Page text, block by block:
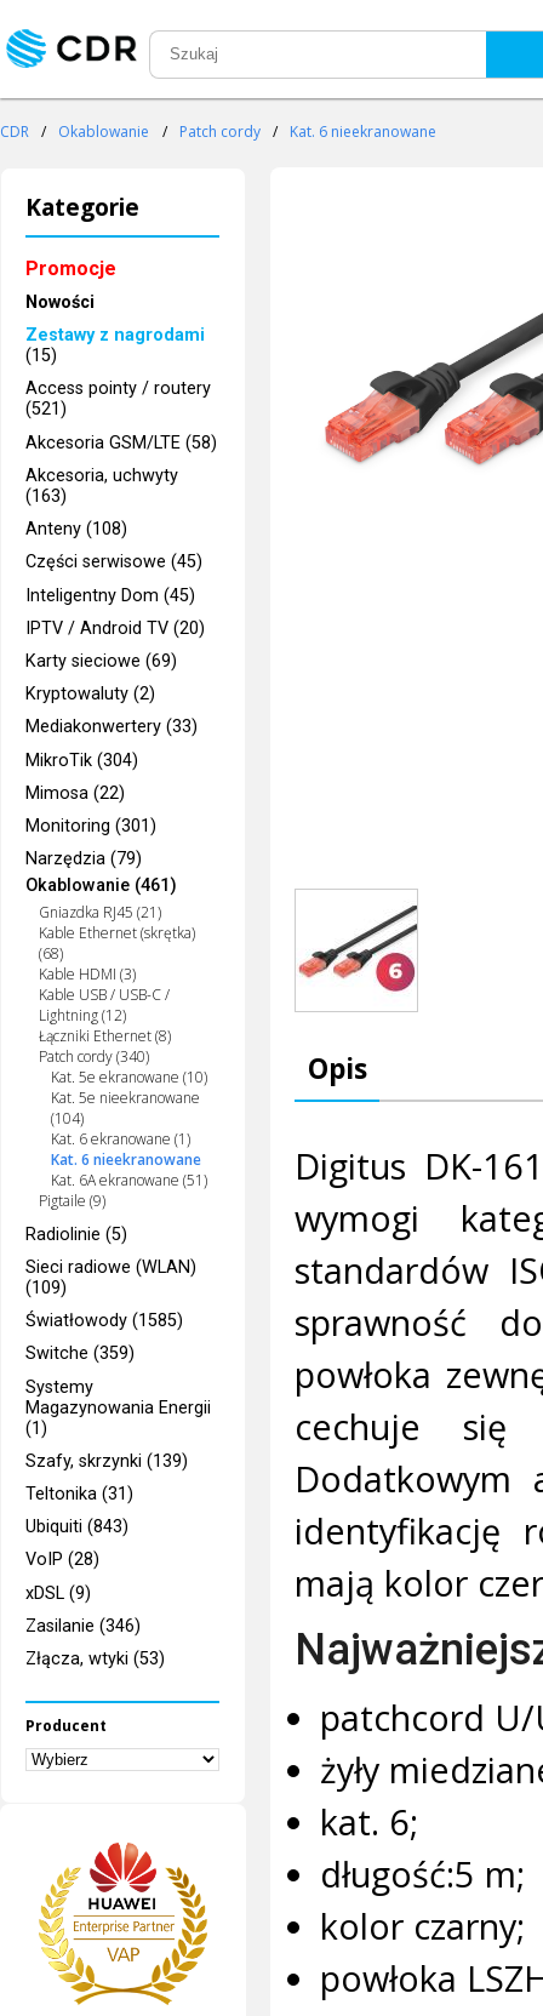
CDR / Okablowanie / Patch cordy / Kat. 6 nieekranowane
Kategorie
Promocje
Nowości
Zestawy z nagrodami
(15)
Access pointy / routery
(521)
Akcesoria GSM/LTE (58)
Akcesoria, uchwyty
(163)
Anteny (108)
Części serwisowe (45)
Inteligentny Dom (45)
IPTV / Android TV (20)
Karty sieciowe (69)
Kryptowaluty (2)
Mediakonwertery (33)
MikroTik (304)
Mimosa (22)
Monitoring (301)
Narzędzia (79)
Okablowanie (461)
Gniazdka RJ45 (21)
Kable Ethernet (skrętka)
(68)
Kable HDMI (3)
Kable USB / USB-C /
Lightning (12)
Łączniki Ethernet (8)
Patch cordy (340)
Kat. 5e ekranowane (10)
Kat. 5e nieekranowane
(104)
Kat. 6 ekranowane (1)
Kat. 6 nieekranowane
Kat. 6A ekranowane (51)
Pigtaile (9)
Radiolinie (5)
Sieci radiowe (WLAN)
(109)
Światłowody (1585)
Switche (359)
Systemy
Magazynowania Energii
(1)
Szafy, skrzynki (139)
Teltonika (31)
Ubiquiti (843)
VoIP (28)
xDSL (9)
Zasilanie (346)
Złącza, wtyki (53)
Producent
Opis
Digitus DK-
wymogi
standardów
sprawność
powłoka
cechuje
Dodatkowym
identyfikację
mają kolor
patchcord U/
żyły
kat. 6;
długość:5 m;
kolor czarny;
powłoka